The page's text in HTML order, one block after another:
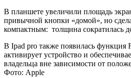
В планшете увеличили площадь
привычной кнопки «домой», но
компактным: толщина сократилась
В Ipad pro также появилась функция
активирует устройство и
владельца вне зависимости от
Фото: Apple